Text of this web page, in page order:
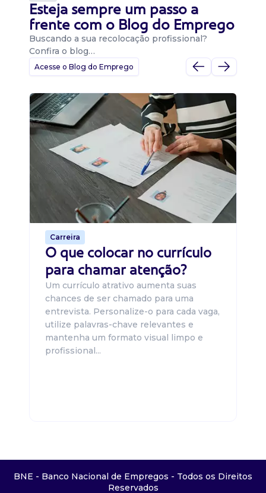
Esteja sempre um passo a
frente com o Blog do Emprego
Buscando a sua recolocação profissional?
Confira o blog…
Acesse o Blog do Emprego
Carreira
O que colocar no currículo
para chamar atenção?
Um currículo atrativo aumenta suas
chances de ser chamado para uma
entrevista. Personalize-o para cada vaga,
utilize palavras-chave relevantes e
mantenha um formato visual limpo e
profissional...
BNE - Banco Nacional de Empregos - Todos os Direitos
Reservados